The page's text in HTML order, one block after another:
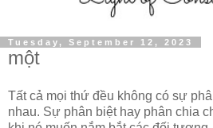
Tuesday, September 12, 2023
một
Tất cả mọi thứ đều không có sự
nhau. Sự phân biệt hay phân chia